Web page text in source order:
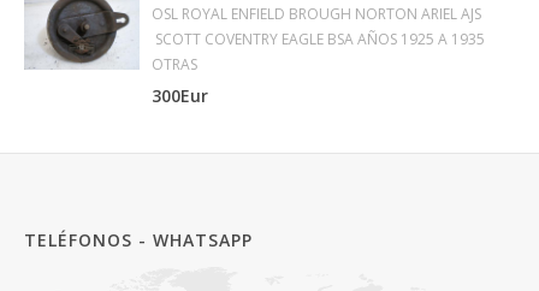
OSL ROYAL ENFIELD BROUGH NORTON ARIEL AJS
SCOTT COVENTRY EAGLE BSA AÑOS 1925 A 1935
OTRAS
300Eur
TELÉFONOS - WHATSAPP